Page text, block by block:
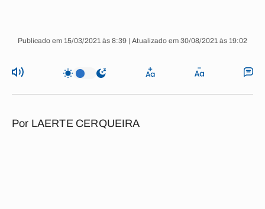
Publicado em 15/03/2021 às 8:39 | Atualizado em 30/08/2021 às 19:02
Por LAERTE CERQUEIRA